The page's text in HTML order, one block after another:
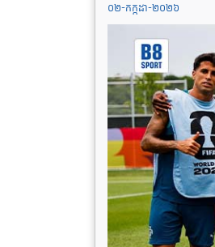
០២-កក្កដា-២០២៦